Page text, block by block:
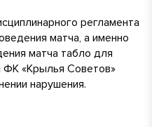
регламента
матча, а именно
матча табло для
ФК «Крылья Советов»
нарушения.